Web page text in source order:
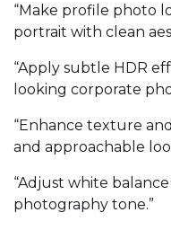
“Make profile photo
portrait with clean
“Apply subtle HDR
looking corporate
“Enhance texture
and approachable
“Adjust white
photography tone.”